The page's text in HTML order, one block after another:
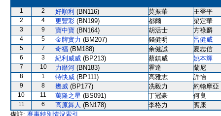
1 2 好順利 (BN116) 莫振華 王登平
2 4 更豐彩 (BN199) 都爾 梁定華
3 9 寶中寶 (BN164) 胡活士 方祿麟
4 5 金牌實力 (BM207) 錢健明 呂健威
5 7 奇福 (BM188) 余健誠 夏志信
6 3 紀利威威 (BP213) 蔡鎮威 姚本輝
7 10 力靡河 (BN183) 霍達 蘭尼
8 1 特快威 (BP111) 高雅志 許怡
9 8 幾威 (BP177) 冼毅力 約翰摩亞
10 11 萬隆之星 (BS091) 丁冠豪 何良
11 6 高原舞人 (BN178) 李格力
賓康
備註: 賽事特別情況索引